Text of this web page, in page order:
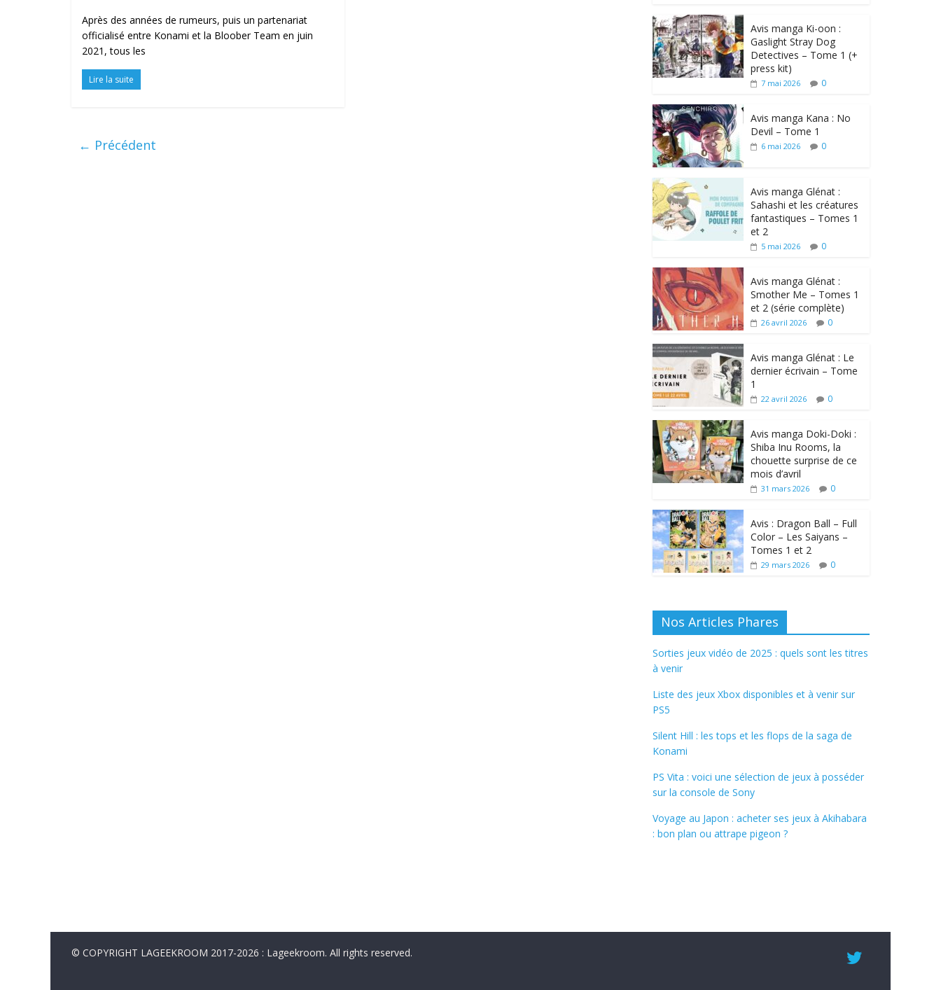
Après des années de rumeurs, puis un partenariat
officialisé entre Konami et la Bloober Team en juin
2021, tous les
Lire la suite
← Précédent
Avis manga Ki-oon :
Gaslight Stray Dog
Detectives – Tome 1 (+
press kit)
7 mai 2026 0
Avis manga Kana : No
Devil – Tome 1
6 mai 2026 0
Avis manga Glénat :
Sahashi et les créatures
fantastiques – Tomes 1
et 2
5 mai 2026 0
Avis manga Glénat :
Smother Me – Tomes 1
et 2 (série complète)
26 avril 2026 0
Avis manga Glénat : Le
dernier écrivain – Tome
1
22 avril 2026 0
Avis manga Doki-Doki :
Shiba Inu Rooms, la
chouette surprise de ce
mois d’avril
31 mars 2026 0
Avis : Dragon Ball – Full
Color – Les Saiyans –
Tomes 1 et 2
29 mars 2026 0
Nos Articles Phares
Sorties jeux vidéo de 2025 : quels sont les titres
à venir
Liste des jeux Xbox disponibles et à venir sur
PS5
Silent Hill : les tops et les flops de la saga de
Konami
PS Vita : voici une sélection de jeux à posséder
sur la console de Sony
Voyage au Japon : acheter ses jeux à Akihabara
: bon plan ou attrape pigeon ?
© COPYRIGHT LAGEEKROOM 2017-2026 : Lageekroom. All rights reserved.